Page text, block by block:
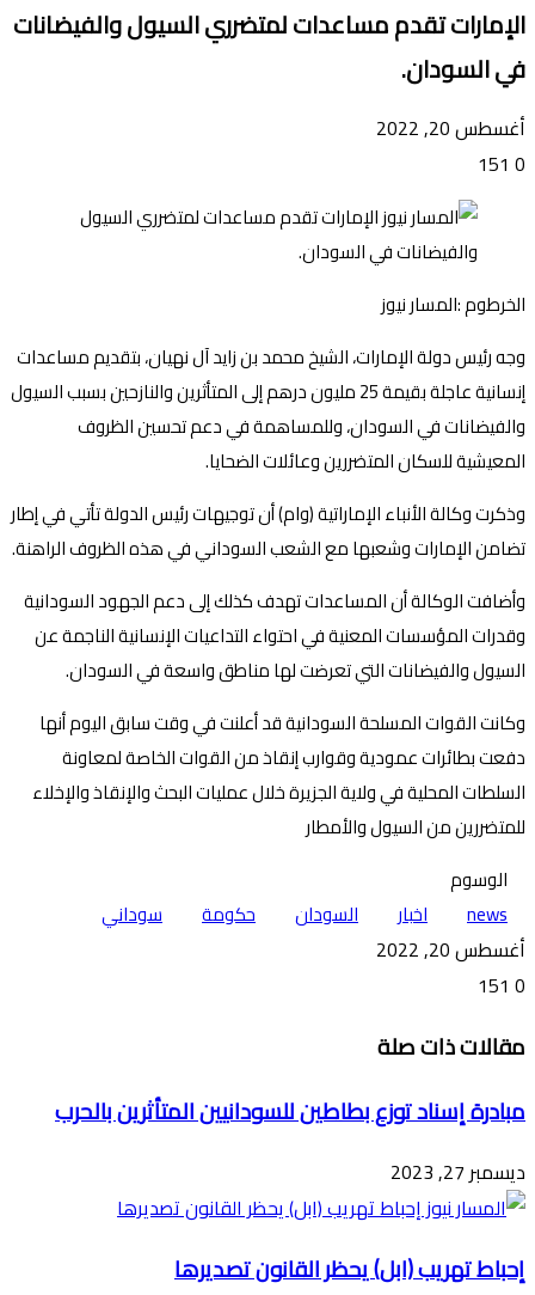
الإمارات تقدم مساعدات لمتضرري السيول والفيضانات
في السودان.
أغسطس 20, 2022
0
الخرطوم :المسار نيوز
وجه رئيس دولة الإمارات، الشيخ محمد بن زايد آل نهيان، بتقديم مساعدات
إنسانية عاجلة بقيمة 25 مليون درهم إلى المتأثرين والنازحين بسبب السيول
والفيضانات في السودان، وللمساهمة في دعم تحسين الظروف
المعيشية للسكان المتضررين وعائلات الضحايا.
وذكرت وكالة الأنباء الإماراتية (وام) أن توجيهات رئيس الدولة تأتي في إطار
تضامن الإمارات وشعبها مع الشعب السوداني في هذه الظروف الراهنة.
وأضافت الوكالة أن المساعدات تهدف كذلك إلى دعم الجهود السودانية
وقدرات المؤسسات المعنية في احتواء التداعيات الإنسانية الناجمة عن
السيول والفيضانات التي تعرضت لها مناطق واسعة في السودان.
وكانت القوات المسلحة السودانية قد أعلنت في وقت سابق اليوم أنها
دفعت بطائرات عمودية وقوارب إنقاذ من القوات الخاصة لمعاونة
السلطات المحلية في ولاية الجزيرة خلال عمليات البحث والإنقاذ والإخلاء
للمتضررين من السيول والأمطار
الوسوم
news
اخبار السودان حكومة سوداني
أغسطس 20, 2022
0
عبر
مقالات ذات صلة
مبادرة إسناد توزع بطاطين للسودانيين المتأثرين بالحرب
ديسمبر 27, 2023
إحباط تهريب (ابل) يحظر القانون تصديرها